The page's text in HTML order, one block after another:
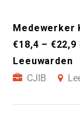
Medewerker
€18,4 –
Leeuwarden
CJIB